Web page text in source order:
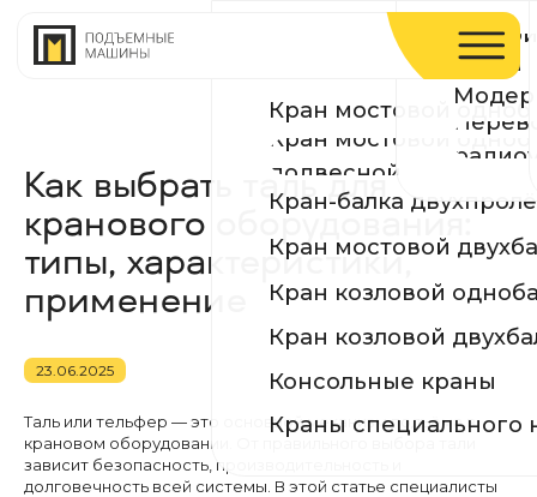
Кран мостовой двухбалочный
Краны специального назначения
Кран козловой двухбалочный
Консольные краны
Кран-балка двухпролётная подвесная
Кран мостовой однобалочный опорный
Кран мостовой однобалочный
подвесной
Кран козловой однобалочный
Модернизация и
Устройство и ремонт
радиоуправлениеГеография
Как выбрать таль для
кранового оборудования:
типы, характеристики,
применение
23.06.2025
Таль или тельфер — это основной механизм подъёма в
крановом оборудовании. От правильного выбора тали
зависит безопасность, производительность и
долговечность всей системы. В этой статье специалисты